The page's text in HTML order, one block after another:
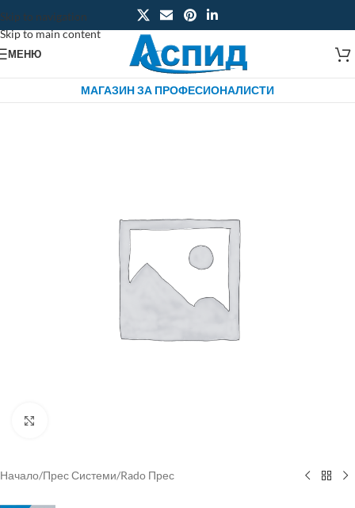
Skip to navigation
Skip to main content
МЕНЮ
МАГАЗИН ЗА ПРОФЕСИОНАЛИСТИ
Начало/Прес Системи/Rado Прес